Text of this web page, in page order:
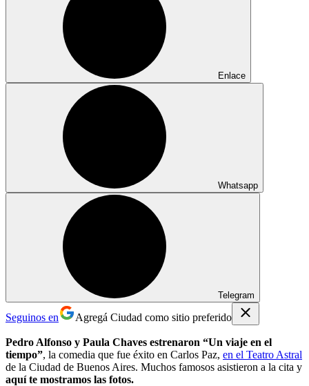
Enlace
Whatsapp
Telegram
Seguinos en Agregá Ciudad como sitio preferido
Pedro Alfonso y Paula Chaves estrenaron “Un viaje en el
tiempo”, la comedia que fue éxito en Carlos Paz, en el Teatro Astral
de la Ciudad de Buenos Aires. Muchos famosos asistieron a la cita y
aquí te mostramos las fotos.